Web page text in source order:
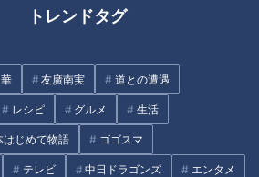
トレンドタグ
友廣南実 道との遭遇
レシピ グルメ 生活
はじめて物語 ゴゴスマ
テレビ 中日ドラゴンズ エンタメ
のレ
、食
市の
「名二環」の集中工事に潜入！
アスファルト舗装に隠された秘
与田剛 球団史